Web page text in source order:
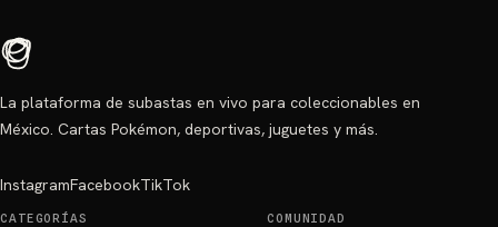
La plataforma de subastas en vivo para coleccionables en
México. Cartas Pokémon, deportivas, juguetes y más.
InstagramFacebookTikTok
CATEGORÍAS COMUNIDAD